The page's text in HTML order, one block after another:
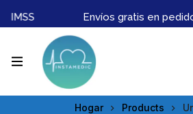
IMSS Envíos gratis en
Hogar Products